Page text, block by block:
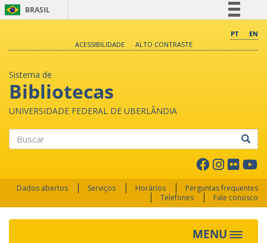
BRASIL
Comunica BR
PT
EN
ACESSIBILIDADE
ALTO CONTRASTE
Sistema de
Bibliotecas
UNIVERSIDADE FEDERAL DE UBERLÂNDIA
Dados abertos Serviços Horários
Perguntas frequentes
Telefones
Fale conosco
MENU Toggle